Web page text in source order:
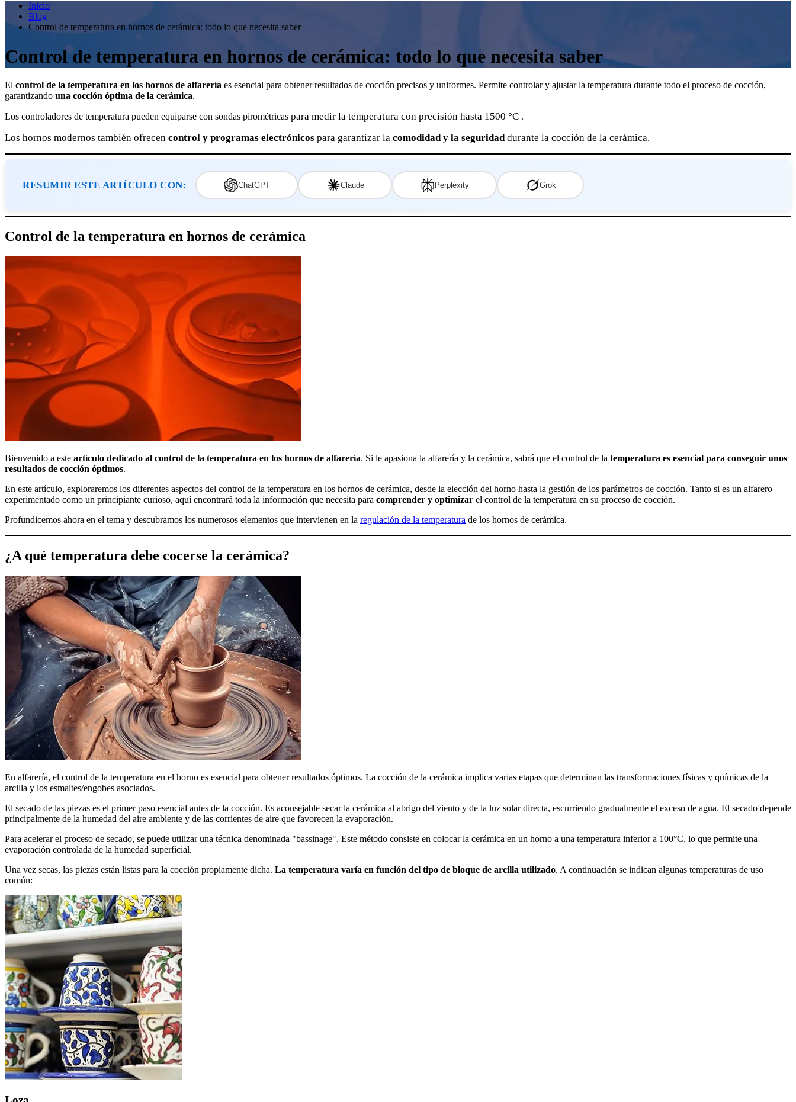
Inicio
Blog
Control de temperatura en hornos de cerámica: todo lo que necesita saber
Control de temperatura en hornos de cerámica: todo lo que necesita saber
El control de la temperatura en los hornos de alfarería es esencial para obtener resultados de cocción precisos y uniformes. Permite controlar y ajustar la temperatura durante todo el proceso de cocción,
garantizando una cocción óptima de la cerámica.
Los controladores de temperatura pueden equiparse con sondas pirométricas para medir la temperatura con precisión hasta 1500 °C .
Los hornos modernos también ofrecen control y programas electrónicos para garantizar la comodidad y la seguridaddurante la cocción de la cerámica.
RESUMIR ESTE ARTÍCULO CON: ChatGPT Claude Perplexity Grok
Control de la temperatura en hornos de cerámica
Bienvenido a este artículo dedicado al control de la temperatura en los hornos de alfarería. Si le apasiona la alfarería y la cerámica, sabrá que el control de la temperatura es esencial para conseguir unos
resultados de cocción óptimos.
En este artículo, exploraremos los diferentes aspectos del control de la temperatura en los hornos de cerámica, desde la elección del horno hasta la gestión de los parámetros de cocción. Tanto si es un alfarero
experimentado como un principiante curioso, aquí encontrará toda la información que necesita para comprender y optimizar el control de la temperatura en su proceso de cocción.
Profundicemos ahora en el tema y descubramos los numerosos elementos que intervienen en la regulación de la temperatura de los hornos de cerámica.
¿A qué temperatura debe cocerse la cerámica?
En alfarería, el control de la temperatura en el horno es esencial para obtener resultados óptimos. La cocción de la cerámica implica varias etapas que determinan las transformaciones físicas y químicas de la
arcilla y los esmaltes/engobes asociados.
El secado de las piezas es el primer paso esencial antes de la cocción. Es aconsejable secar la cerámica al abrigo del viento y de la luz solar directa, escurriendo gradualmente el exceso de agua. El secado depende
principalmente de la humedad del aire ambiente y de las corrientes de aire que favorecen la evaporación.
Para acelerar el proceso de secado, se puede utilizar una técnica denominada "bassinage". Este método consiste en colocar la cerámica en un horno a una temperatura inferior a 100°C, lo que permite una
evaporación controlada de la humedad superficial.
Una vez secas, las piezas están listas para la cocción propiamente dicha. La temperatura varía en función del tipo de bloque de arcilla utilizado. A continuación se indican algunas temperaturas de uso
común: